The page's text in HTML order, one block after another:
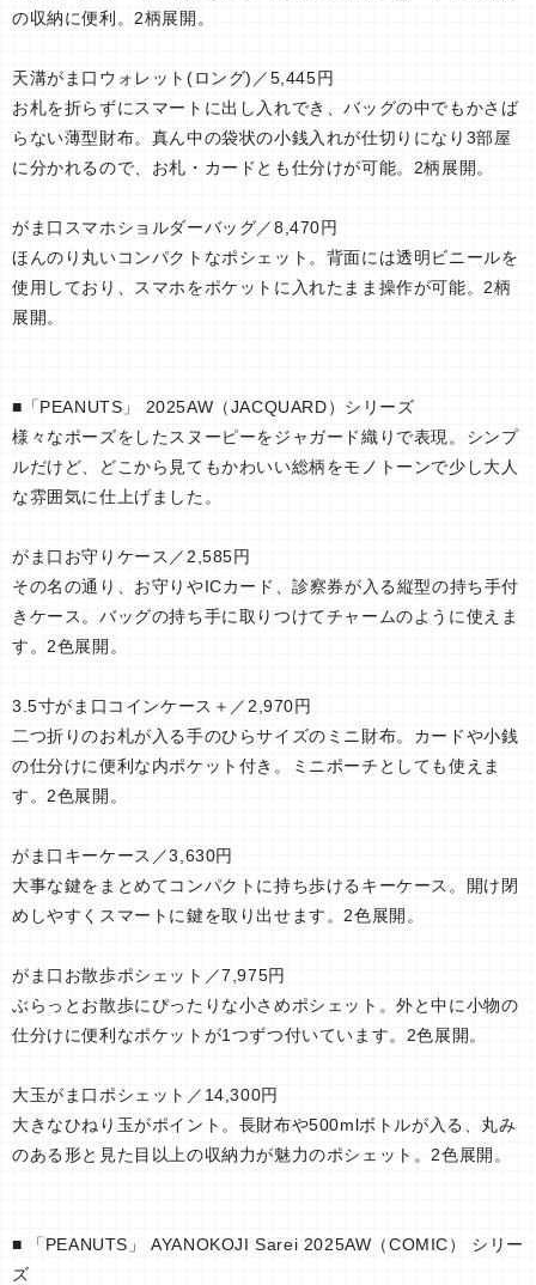
の収納に便利。2柄展開。
天溝がま口ウォレット(ロング)／5,445円
お札を折らずにスマートに出し入れでき、バッグの中でもかさば
らない薄型財布。真ん中の袋状の小銭入れが仕切りになり3部屋
に分かれるので、お札・カードとも仕分けが可能。2柄展開。
がま口スマホショルダーバッグ／8,470円
ほんのり丸いコンパクトなポシェット。背面には透明ビニールを
使用しており、スマホをポケットに入れたまま操作が可能。2柄
展開。
■「PEANUTS」 2025AW（JACQUARD）シリーズ
様々なポーズをしたスヌーピーをジャガード織りで表現。シンプ
ルだけど、どこから見てもかわいい総柄をモノトーンで少し大人
な雰囲気に仕上げました。
がま口お守りケース／2,585円
その名の通り、お守りやICカード、診察券が入る縦型の持ち手付
きケース。バッグの持ち手に取りつけてチャームのように使えま
す。2色展開。
3.5寸がま口コインケース＋／2,970円
二つ折りのお札が入る手のひらサイズのミニ財布。カードや小銭
の仕分けに便利な内ポケット付き。ミニポーチとしても使えま
す。2色展開。
がま口キーケース／3,630円
大事な鍵をまとめてコンパクトに持ち歩けるキーケース。開け閉
めしやすくスマートに鍵を取り出せます。2色展開。
がま口お散歩ポシェット／7,975円
ぶらっとお散歩にぴったりな小さめポシェット。外と中に小物の
仕分けに便利なポケットが1つずつ付いています。2色展開。
大玉がま口ポシェット／14,300円
大きなひねり玉がポイント。長財布や500mlボトルが入る、丸み
のある形と見た目以上の収納力が魅力のポシェット。2色展開。
■ 「PEANUTS」 AYANOKOJI Sarei 2025AW（COMIC） シリー
ズ